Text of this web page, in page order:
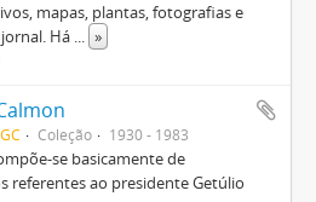
mapas, plantas, fotografias e
Há ... »
Coleção 1930 - 1983
se basicamente de
referentes ao presidente Getúlio